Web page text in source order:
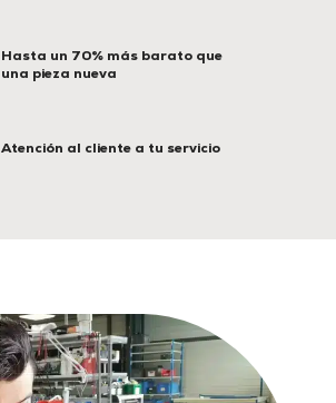
Hasta un 70% más barato que
una pieza nueva
Atención al cliente a tu servicio